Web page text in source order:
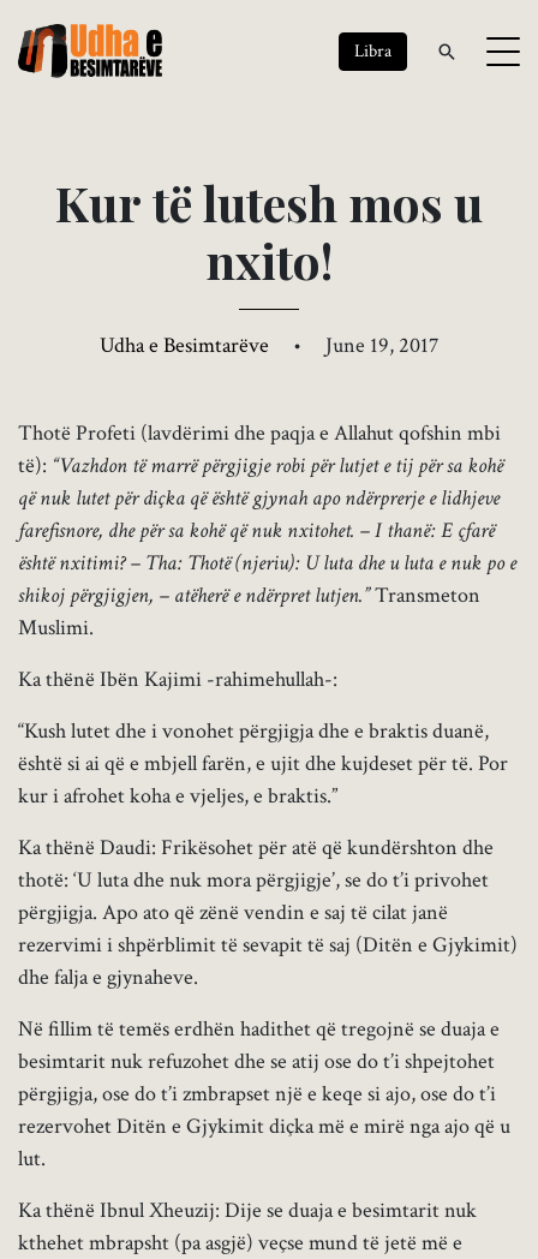
Libra
Kurtëlutesh mos u
nxito!
Udha e Besimtarëve • June 19, 2017
Thotë Profeti (lavdërimi dhe paqja e Allahut qofshin mbi
të): “Vazhdon të marrë përgjigje robi për lutjet e tij për sa kohë
që nuk lutet për diçka që është gjynah apo ndërprerje e lidhjeve
farefisnore, dhe për sa kohë që nuk nxitohet. – I thanë: E çfarë
është nxitimi? – Tha: Thotë (njeriu): U luta dhe u luta e nuk po e
shikoj përgjigjen, – atëherë e ndërpret lutjen.”Transmeton
Muslimi.
Ka thënë Ibën Kajimi -rahimehullah-:
“Kush lutet dhe i vonohet përgjigja dhe e braktis duanë,
është si ai që e mbjell farën, e ujit dhe kujdeset për të. Por
kur i afrohet koha e vjeljes, e braktis.”
Ka thënë Daudi: Frikësohet për atë që kundërshton dhe
thotë: ‘U luta dhe nuk mora përgjigje’, se do t’i privohet
përgjigja. Apo ato që zënë vendin e saj të cilat janë
rezervimi i shpërblimit të sevapit të saj (Ditën e Gjykimit)
dhe falja e gjynaheve.
Në fillim të temës erdhën hadithet që tregojnë se duaja e
besimtarit nuk refuzohet dhe se atij ose do t’i shpejtohet
përgjigja, ose do t’i zmbrapset një e keqe si ajo, ose do t’i
rezervohet Ditën e Gjykimit diçka më e mirë nga ajo që u
lut.
Ka thënë Ibnul Xheuzij: Dije se duaja e besimtarit nuk
kthehet mbrapsht (pa asgjë) veçse mund të jetë më e